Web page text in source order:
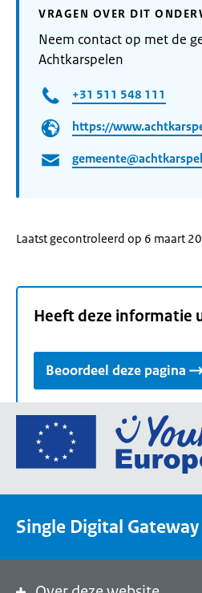
VRAGEN OVER DIT
Neem contact op met de
Achtkarspelen
+31 511 548 111
https://
Laatst gecontroleerd op 6 maart
Heeft deze informatie
Beoordeel deze pagina
Single Digital Gateway